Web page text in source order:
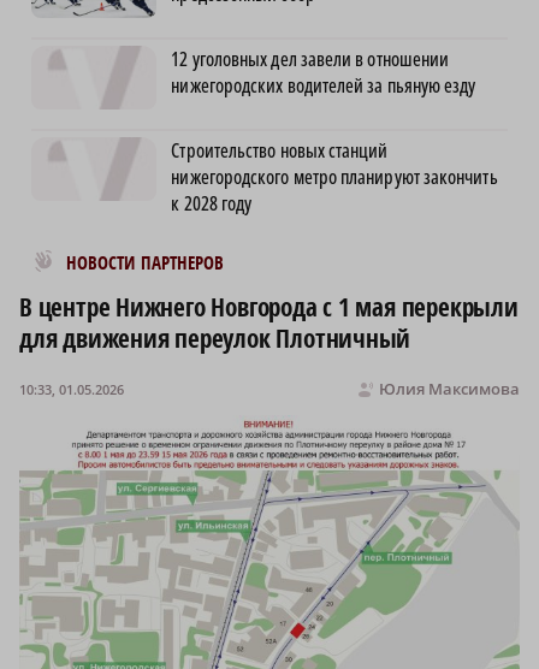
12 уголовных дел завели в отношении
нижегородских водителей за пьяную езду
Строительство новых станций
нижегородского метро планируют закончить
к 2028 году
НОВОСТИ ПАРТНЕРОВ
Новости МирТесен
В центре Нижнего Новгорода с 1 мая перекрыли
для движения переулок Плотничный
Юлия Максимова
10:33, 01.05.2026